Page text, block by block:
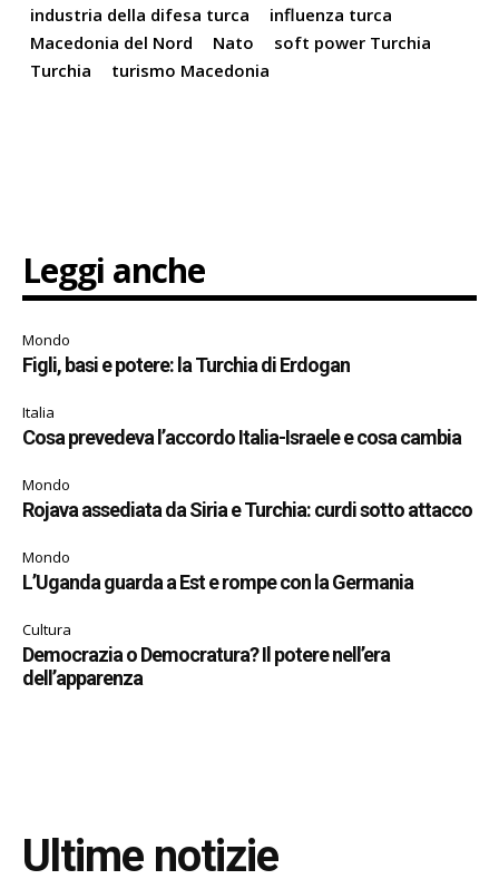
industria della difesa turca
influenza turca
Macedonia del Nord
Nato
soft power Turchia
Turchia
turismo Macedonia
Leggi anche
Mondo
Figli, basi e potere: la Turchia di Erdogan
Italia
Cosa prevedeva l’accordo Italia-Israele e cosa cambia
Mondo
Rojava assediata da Siria e Turchia: curdi sotto attacco
Mondo
L’Uganda guarda a Est e rompe con la Germania
Cultura
Democrazia o Democratura? Il potere nell’era
dell’apparenza
Ultime notizie